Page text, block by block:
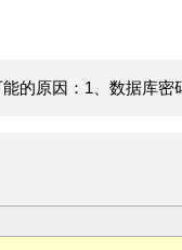
的原因：1、数据库密